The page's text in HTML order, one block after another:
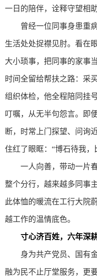
一日的陪伴，诠释守望相
曾经一位同事身患重病
生活处处捉襟见肘。看在
大小琐事，把同事的家事
时间全留给帮扶之路：采
组织体检，他全程陪同挂
叮嘱，从无半句怨言。即
断，时常上门探望、问询
住红了眼眶：“博石待我
一人向善，带动一片春
整个分行，越来越多同事
此体恤的暖流在工行大院
越工作的温情底色。
寸心济百姓，六年深
身为共产党员、国有金
融为民不止厅堂服务，更